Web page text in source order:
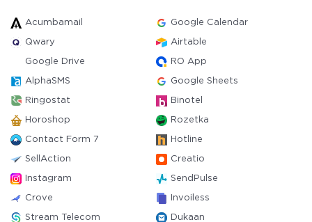
Acumbamail Google Calendar
Qwary Airtable
Google Drive RO App
AlphaSMS Google Sheets
Ringostat Binotel
Horoshop Rozetka
Contact Form 7 Hotline
SellAction Creatio
Instagram SendPulse
Crove Invoiless
Stream Telecom Dukaan